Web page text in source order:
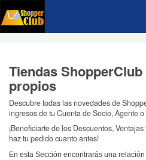
Tiendas
propios
Descubre todas las novedades de
ingresos de tu Cuenta de Socio, Agente
¡Beneficiarte de los Descuentos,
haz tu pedido cuanto antes!
En esta Sección encontrarás una